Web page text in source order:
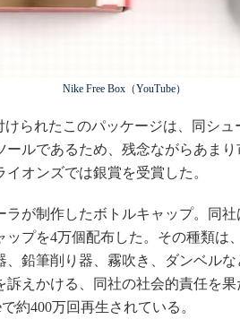
Nike Free Box（YouTube）
られたこのパッケージは、同シュ
ルであるため、残念ながらあまり
オンズでは銀賞を受賞した。
が制作したボトルキャップ。同社
ップを4万個配布した。その種類は
、鉛筆削り器、霧吹き、ダンベル
訴えかける、同社の社会的責任を
約400万回再生されている。